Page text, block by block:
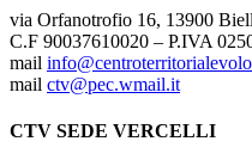
via Orfanotrofio 16, 13900
C.F 90037610020 – P.IVA
mail
mail ctv@pec.wmail.it
CTV SEDE VERCELLI